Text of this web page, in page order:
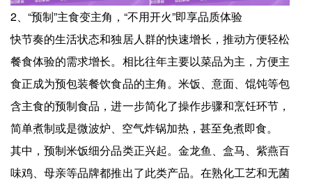
2、“预制”主食变主角，“不用开火”即享品质体验
快节奏的生活状态和独居人群的快速增长，推动方便轻松
餐食体验的需求增长。相比往年主要以菜品为主，方便主
食正成为预包装餐饮食品的主角。米饭、意面、馄饨等包
含主食的预制食品，进一步简化了操作步骤和烹饪环节，
简单煮制或是微波炉、空气炸锅加热，甚至免煮即食。
其中，预制米饭细分品类正兴起。金龙鱼、盒马、紫燕百
味鸡、母亲等品牌都推出了此类产品。在熟化工艺和无菌